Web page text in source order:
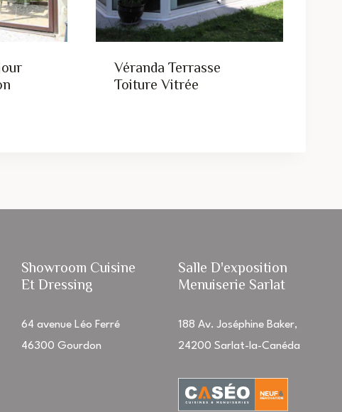
Véranda Terrasse
Toiture Vitrée
Showroom Cuisine
Et Dressing
64 avenue Léo Ferré
46300 Gourdon
Salle D'exposition
Menuiserie Sarlat
188 Av. Joséphine Baker,
24200 Sarlat-la-Canéda